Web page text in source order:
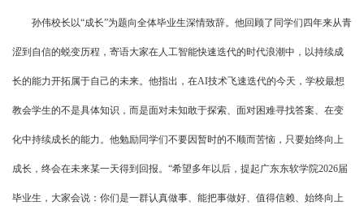
孙伟校长以“成长”为题向全体毕业生深情致辞。他回顾了同学们四年来从青
涩到自信的蜕变历程，寄语大家在人工智能快速迭代的时代浪潮中，以持续成
长的能力开拓属于自己的未来。他指出，在AI技术飞速迭代的今天，学校最想
教会学生的不是具体知识，而是面对未知敢于探索、面对困难寻找答案、在变
化中持续成长的能力。他勉励同学们不要因暂时的不顺而苦恼，只要始终向上
成长，终会在未来某一天得到回报。“希望多年以后，提起广东东软学院2026届
毕业生，大家会说：你们是一群认真做事、能把事做好、值得信赖、始终向上